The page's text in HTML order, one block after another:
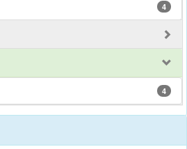
4
4